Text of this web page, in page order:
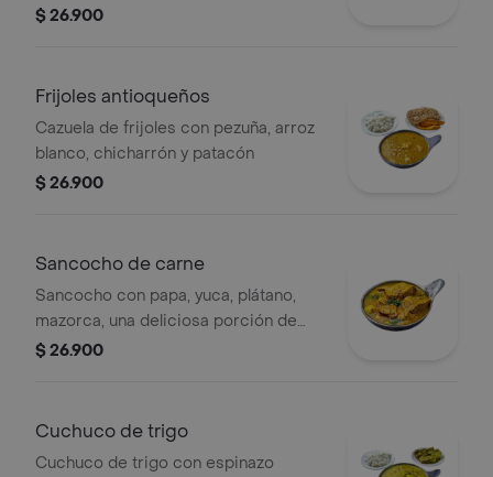
cola bañada en salsa de la casa.
$ 26.900
Frijoles antioqueños
Cazuela de frijoles con pezuña, arroz
blanco, chicharrón y patacón
$ 26.900
Sancocho de carne
Sancocho con papa, yuca, plátano,
mazorca, una deliciosa porción de
carne bañada en salsa de la casa.
$ 26.900
Cuchuco de trigo
Cuchuco de trigo con espinazo